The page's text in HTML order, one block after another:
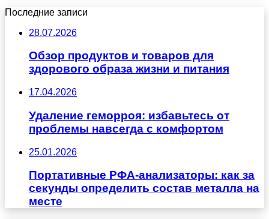
Последние записи
28.07.2026
Обзор продуктов и товаров для
здорового образа жизни и питания
17.04.2026
Удаление геморроя: избавьтесь от
проблемы навсегда с комфортом
25.01.2026
Портативные РФА-анализаторы: как за
секунды определить состав металла на
месте